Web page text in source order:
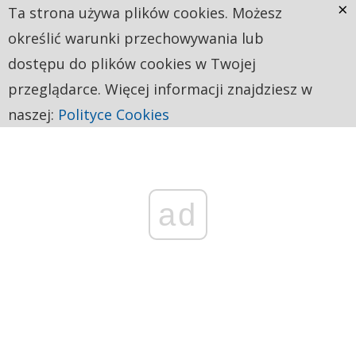
ad
Ta strona używa plików cookies. Możesz
określić warunki przechowywania lub
dostępu do plików cookies w Twojej
przeglądarce. Więcej informacji znajdziesz w
naszej: Polityce Cookies
×